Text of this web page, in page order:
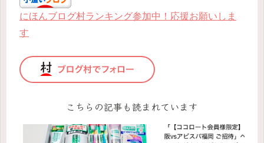
にほんブログ村ランキング参加中！応援お願いしま
す
こちらの記事も読まれています